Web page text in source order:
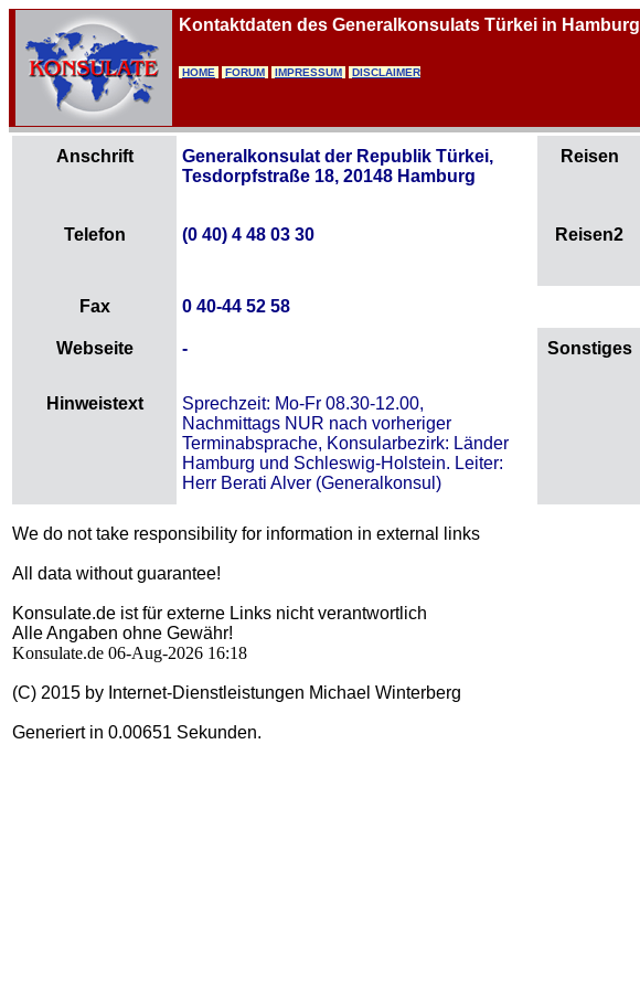
Kontaktdaten des Generalkonsulats Türkei in Hamburg
HOME FORUM IMPRESSUM DISCLAIMER
Anschrift
Generalkonsulat der Republik Türkei,
Tesdorpfstraße 18, 20148 Hamburg
Reisen
Telefon (0 40) 4 48 03 30 Reisen2
Fax 0 40-44 52 58
Webseite - Sonstiges
Hinweistext
Sprechzeit: Mo-Fr 08.30-12.00,
Nachmittags NUR nach vorheriger
Terminabsprache, Konsularbezirk: Länder
Hamburg und Schleswig-Holstein. Leiter:
Herr Berati Alver (Generalkonsul)
We do not take responsibility for information in external links
All data without guarantee!
Konsulate.de ist für externe Links nicht verantwortlich
Alle Angaben ohne Gewähr!
Konsulate.de 06-Aug-2026 16:18
(C) 2015 by Internet-Dienstleistungen Michael Winterberg
Generiert in 0.00651 Sekunden.